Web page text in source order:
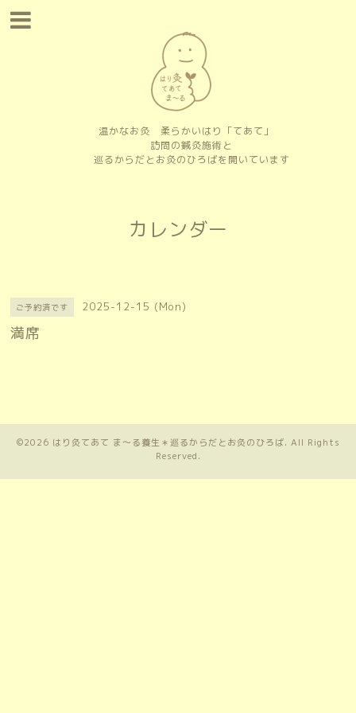
温かなお灸 柔らかいはり「てあて」
訪問の鍼灸施術と
巡るからだとお灸のひろばを開いています
カレンダー
ご予約済です 2025-12-15 (Mon)
満席
©2026 はり灸てあて ま〜る養生＊巡るからだとお灸のひろば. All Rights
Reserved.